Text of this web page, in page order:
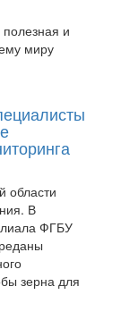
и
миру
области
В
ФГБУ
зерна для